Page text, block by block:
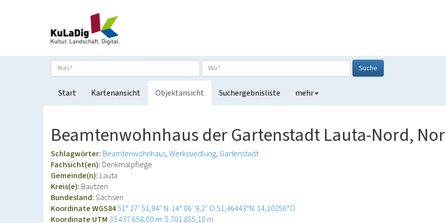
Suche
Start Kartenansicht Objektansicht Suchergebnisliste mehr
Beamtenwohnhaus der Gartenstadt Lauta-Nord,
Schlagwörter: Beamtenwohnhaus Werkssiedlung Gartenstadt
Fachsicht(en): Denkmalpflege
Gemeinde(n): Lauta
Kreis(e): Bautzen
Bundesland:Sachsen
Koordinate WGS8451° 27′ 51,94″ N: 14° 06′ 9,2″ O51,46443°N: 14,10256°O
Koordinate UTM 33.437.658,00 m: 5.701.855,10 m